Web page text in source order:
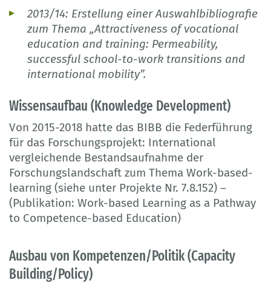
2013/14: Erstellung einer Auswahlbibliografie
zum Thema „Attractiveness of vocational
education and training: Permeability,
successful school-to-work transitions and
international mobility”.
Wissensaufbau (Knowledge Development)
Von 2015-2018 hatte das BIBB die Federführung
für das Forschungsprojekt: International
vergleichende Bestandsaufnahme der
Forschungslandschaft zum Thema Work-based-
learning (siehe unter Projekte Nr. 7.8.152) –
(Publikation: Work-based Learning as a Pathway
to Competence-based Education)
Ausbau von Kompetenzen/Politik (Capacity
Building/Policy)